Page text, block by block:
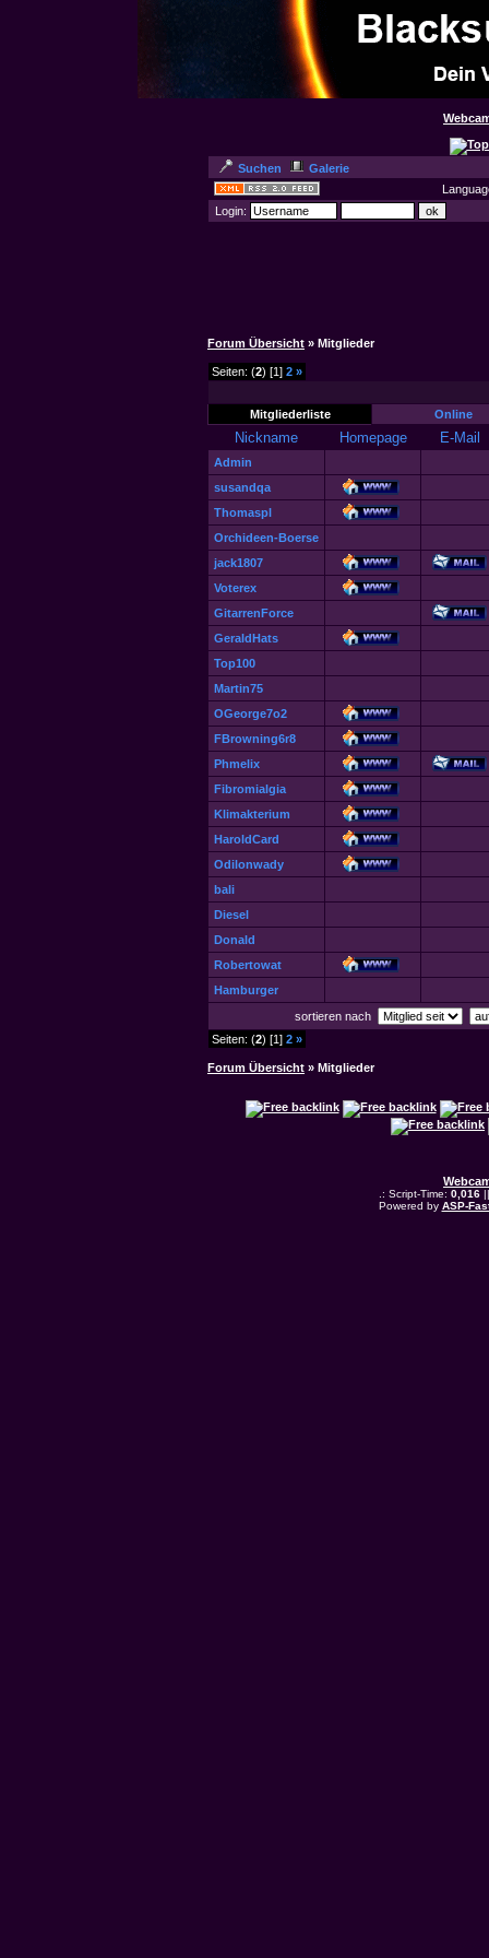
Suchen
Galerie
Login:
Forum Übersicht » Mitglieder
Seiten: (2) [1] 2 »
Mitgliederliste Online
Nickname Homepage E-Mail
Admin
susandqa
Thomaspl
Orchideen-Boerse
jack1807
Voterex
GitarrenForce
GeraldHats
Top100
Martin75
OGeorge7o2
FBrowning6r8
Phmelix
Fibromialgia
Klimakterium
HaroldCard
Odilonwady
bali
Diesel
Donald
Robertowat
Hamburger
sortieren nach
Seiten: (2) [1] 2 »
Forum Übersicht » Mitglieder
.: Script-Time: 0,016||
Powered by ASP-